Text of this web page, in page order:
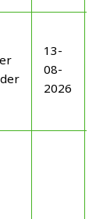
13-
08-
2026